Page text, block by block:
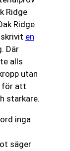
Ridge
Ridge
en
Där
alls
utan
för att
starkare.
inga
säger